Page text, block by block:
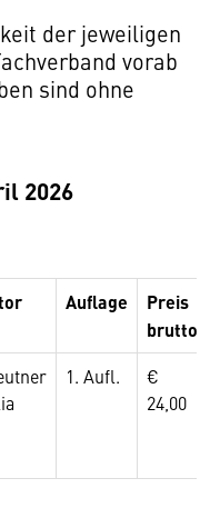
der jeweiligen
vorab
sind ohne
2026
Auflage
Preis
brutto
1. Aufl.
€
24,00